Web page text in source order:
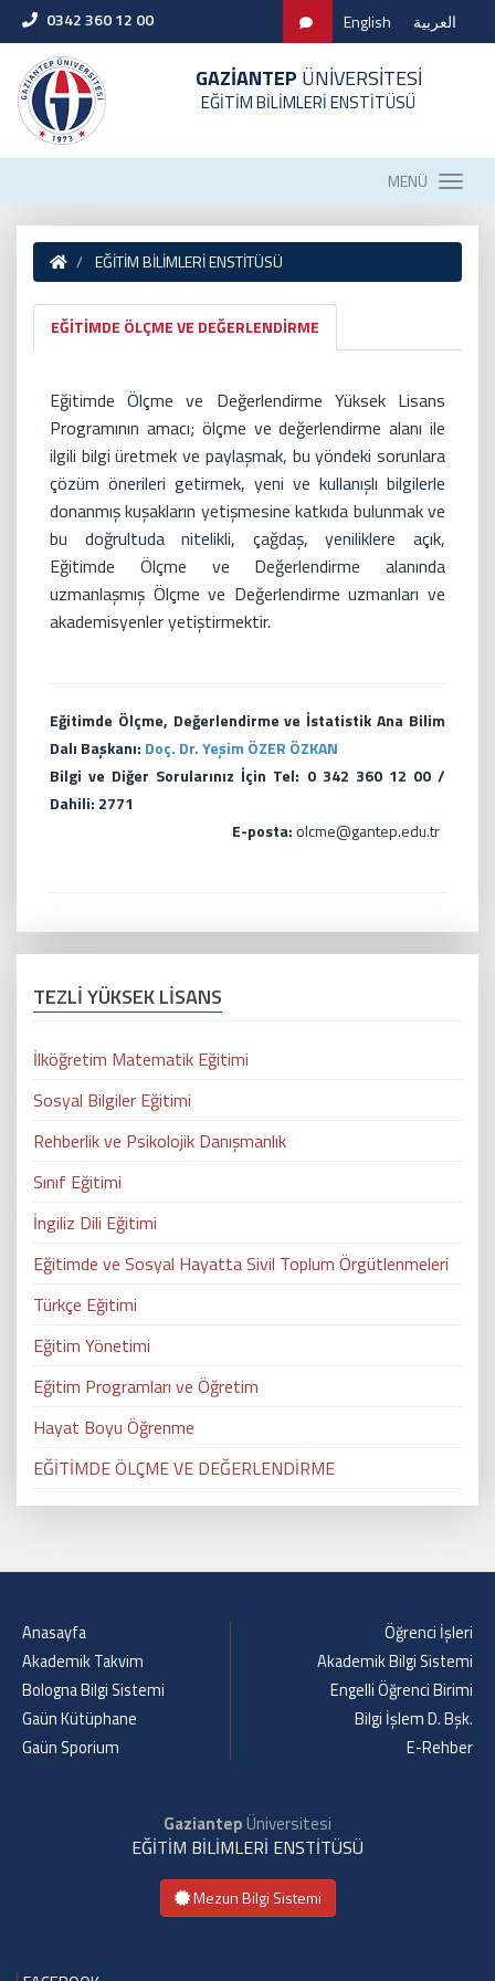
0342 360 12 00 English العربية
GAZİANTEP ÜNİVERSİTESİ
EĞİTİM BİLİMLERİ ENSTİTÜSÜ
MENÜ
EĞİTİM BİLİMLERİ ENSTİTÜSÜ
EĞİTİMDE ÖLÇME VE DEĞERLENDİRME
Eğitimde Ölçme ve Değerlendirme Yüksek Lisans
Programının amacı; ölçme ve değerlendirme alanı ile
ilgili bilgi üretmek ve paylaşmak, bu yöndeki sorunlara
çözüm önerileri getirmek, yeni ve kullanışlı bilgilerle
donanmış kuşakların yetişmesine katkıda bulunmak ve
bu doğrultuda nitelikli, çağdaş, yeniliklere açık,
Eğitimde Ölçme ve Değerlendirme alanında
uzmanlaşmış Ölçme ve Değerlendirme uzmanları ve
akademisyenler yetiştirmektir.
Eğitimde Ölçme, Değerlendirme ve İstatistik Ana Bilim
Dalı Başkanı: Doç. Dr. Yeşim ÖZER ÖZKAN
Bilgi ve Diğer Sorularınız İçin Tel: 0 342 360 12 00 /
Dahili: 2771
E-posta:olcme@gantep.edu.tr
TEZLİ YÜKSEK LİSANS
İlköğretim Matematik Eğitimi
Sosyal Bilgiler Eğitimi
Rehberlik ve Psikolojik Danışmanlık
Sınıf Eğitimi
İngiliz Dili Eğitimi
Eğitimde ve Sosyal Hayatta Sivil Toplum Örgütlenmeleri
Türkçe Eğitimi
Eğitim Yönetimi
Eğitim Programları ve Öğretim
Hayat Boyu Öğrenme
EĞİTİMDE ÖLÇME VE DEĞERLENDİRME
Anasayfa
Akademik Takvim
Bologna Bilgi Sistemi
Gaün Kütüphane
Gaün Sporium
Öğrenci İşleri
Akademik Bilgi Sistemi
Engelli Öğrenci Birimi
Bilgi İşlem D. Bşk.
E-Rehber
GaziantepÜniversitesi
EĞİTİM BİLİMLERİ ENSTİTÜSÜ
Mezun Bilgi Sistemi